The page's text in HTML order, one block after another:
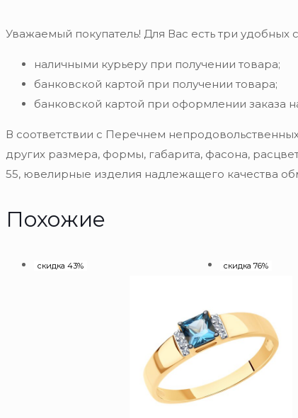
Уважаемый покупатель! Для Вас есть три удобных
наличными курьеру при получении товара;
банковской картой при получении товара;
банковской картой при оформлении заказа
В соответствии с Перечнем
других размера, формы, габарита, фасона,
55, ювелирные изделия надлежащего качества
Похожие
скидка 43% скидка 76%